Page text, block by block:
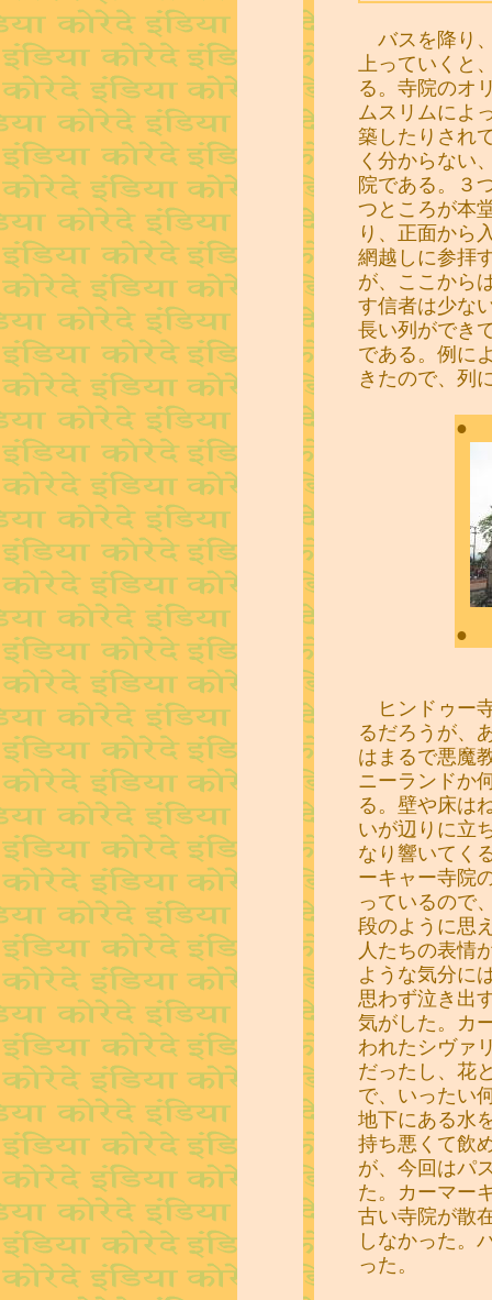
バスを降り
上っていくと
る。寺院のオ
ムスリムによ
築したりされ
く分からない
院である。３
つところが本
り、正面から
網越しに参拝
が、ここから
す信者は少な
長い列ができ
である。例に
きたので、列
●
●
ヒンドゥー
るだろうが、
はまるで悪魔
ニーランドか
る。壁や床は
いが辺りに立
なり響いてく
ーキャー寺院
っているので
段のように思
人たちの表情
ような気分に
思わず泣き出
気がした。カ
われたシヴァ
だったし、花
で、いったい
地下にある水
持ち悪くて飲
が、今回はパ
た。カーマー
古い寺院が散
しなかった。
った。